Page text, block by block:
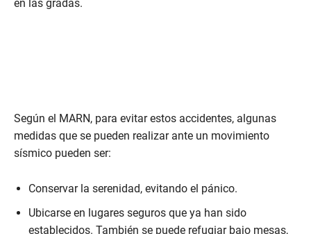
en las gradas.
Según el MARN, para evitar estos accidentes, algunas
medidas que se pueden realizar ante un movimiento
sísmico pueden ser:
Conservar la serenidad, evitando el pánico.
Ubicarse en lugares seguros que ya han sido
establecidos. También se puede refugiar bajo mesas,